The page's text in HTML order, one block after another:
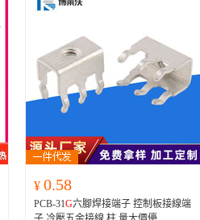
¥ 0.58
PCB-31G六腳焊接端子 控制板接線端